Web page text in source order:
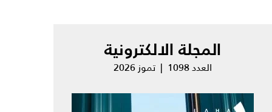
المجلة الالكترونية
العدد 1098 | تموز 2026